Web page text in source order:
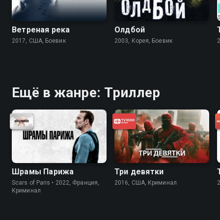
Ветреная река
2017, США, Боевик
Олдбой
2003, Корея, Боевик
Ещё в жанре: Триллер
Шрамы Парижа
Scars of Paris • 2022, Франция,
Криминал
Три девятки
2016, США, Криминал